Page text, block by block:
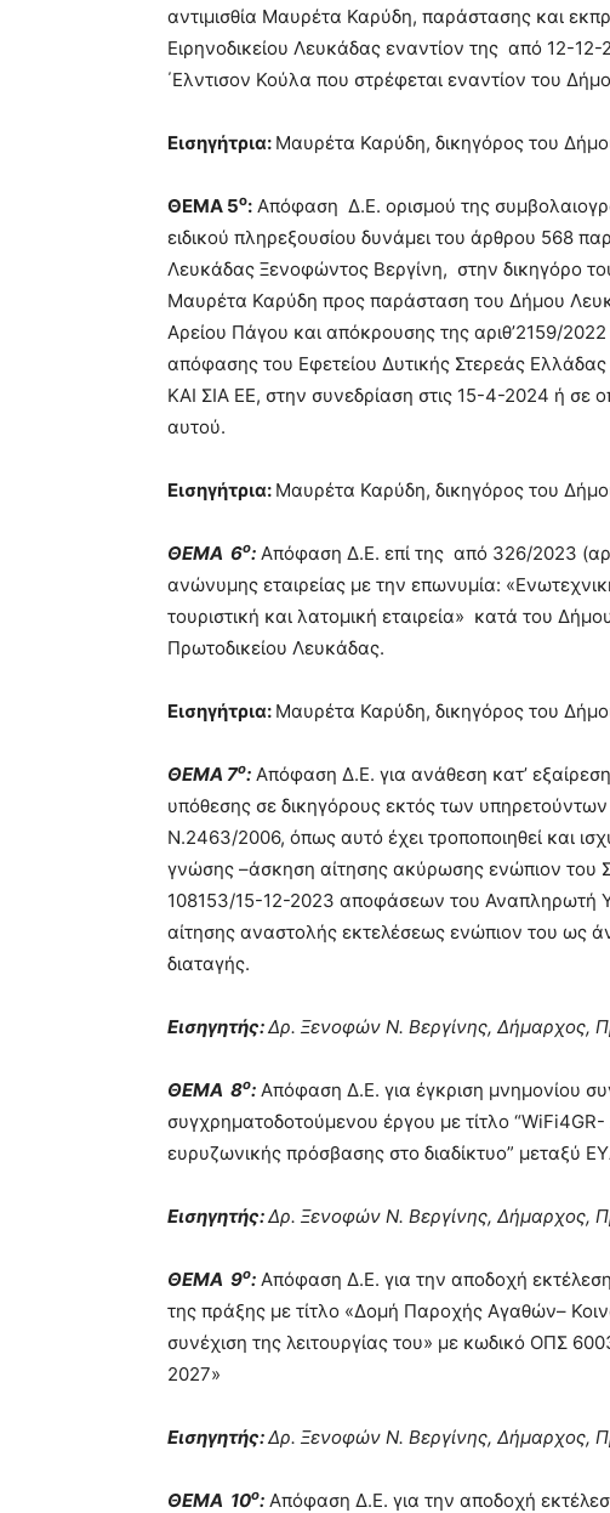
αντιμισθία Μαυρέτα Καρύδη, παράστασης και
Ειρηνοδικείου Λευκάδας εναντίον της από 12-
΄Ελντισον Κούλα που στρέφεται εναντίον του
Εισηγήτρια: Μαυρέτα Καρύδη, δικηγόρος του
ΘΕΜΑ 5ο: Απόφαση Δ.Ε. ορισμού της
ειδικού πληρεξουσίου δυνάμει του άρθρου 568
Λευκάδας Ξενοφώντος Βεργίνη, στην δικηγόρο
Μαυρέτα Καρύδη προς παράσταση του Δήμου
Αρείου Πάγου και απόκρουσης της αριθ’2159/
απόφασης του Εφετείου Δυτικής Στερεάς
ΚΑΙ ΣΙΑ ΕΕ, στην συνεδρίαση στις 15-4-2024 ή σε
αυτού.
Εισηγήτρια: Μαυρέτα Καρύδη, δικηγόρος του
ΘΕΜΑ 6ο: Απόφαση Δ.Ε. επί της από 326/2023
ανώνυμης εταιρείας με την επωνυμία:
τουριστική και λατομική εταιρεία» κατά του
Πρωτοδικείου Λευκάδας.
Εισηγήτρια: Μαυρέτα Καρύδη, δικηγόρος του
ΘΕΜΑ 7ο: Απόφαση Δ.Ε. για ανάθεση κατ’
υπόθεσης σε δικηγόρους εκτός των
Ν.2463/2006, όπως αυτό έχει τροποποιηθεί και
γνώσης –άσκηση αίτησης ακύρωσης ενώπιον του
108153/15-12-2023 αποφάσεων του Αναπληρωτή
αίτησης αναστολής εκτελέσεως ενώπιον του ως
διαταγής.
Εισηγητής:Δρ. Ξενοφών Ν. Βεργίνης, Δήμαρχος,
ΘΕΜΑ 8ο: Απόφαση Δ.Ε. για έγκριση μνημονίου
συγχρηματοδοτούμενου έργου με τίτλο
ευρυζωνικής πρόσβασης στο διαδίκτυο” μεταξύ
Εισηγητής:Δρ. Ξενοφών Ν. Βεργίνης, Δήμαρχος,
ΘΕΜΑ 9ο: Απόφαση Δ.Ε. για την αποδοχή
της πράξης με τίτλο «Δομή Παροχής Αγαθών–
συνέχιση της λειτουργίας του» με κωδικό ΟΠΣ
2027»
Εισηγητής:Δρ. Ξενοφών Ν. Βεργίνης, Δήμαρχος,
ΘΕΜΑ 10ο: Απόφαση Δ.Ε. για την αποδοχή